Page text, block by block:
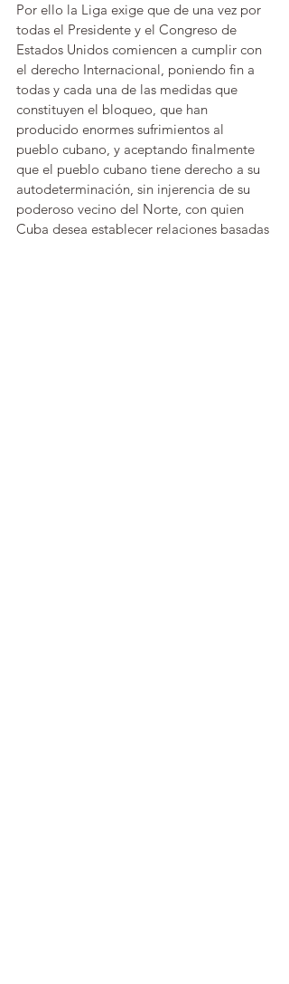
Por ello la Liga exige que de una vez por
todas el Presidente y el Congreso de
Estados Unidos comiencen a cumplir con
el derecho Internacional, poniendo fin a
todas y cada una de las medidas que
constituyen el bloqueo, que han
producido enormes sufrimientos al
pueblo cubano, y aceptando finalmente
que el pueblo cubano tiene derecho a su
autodeterminación, sin injerencia de su
poderoso vecino del Norte, con quien
Cuba desea establecer relaciones basadas